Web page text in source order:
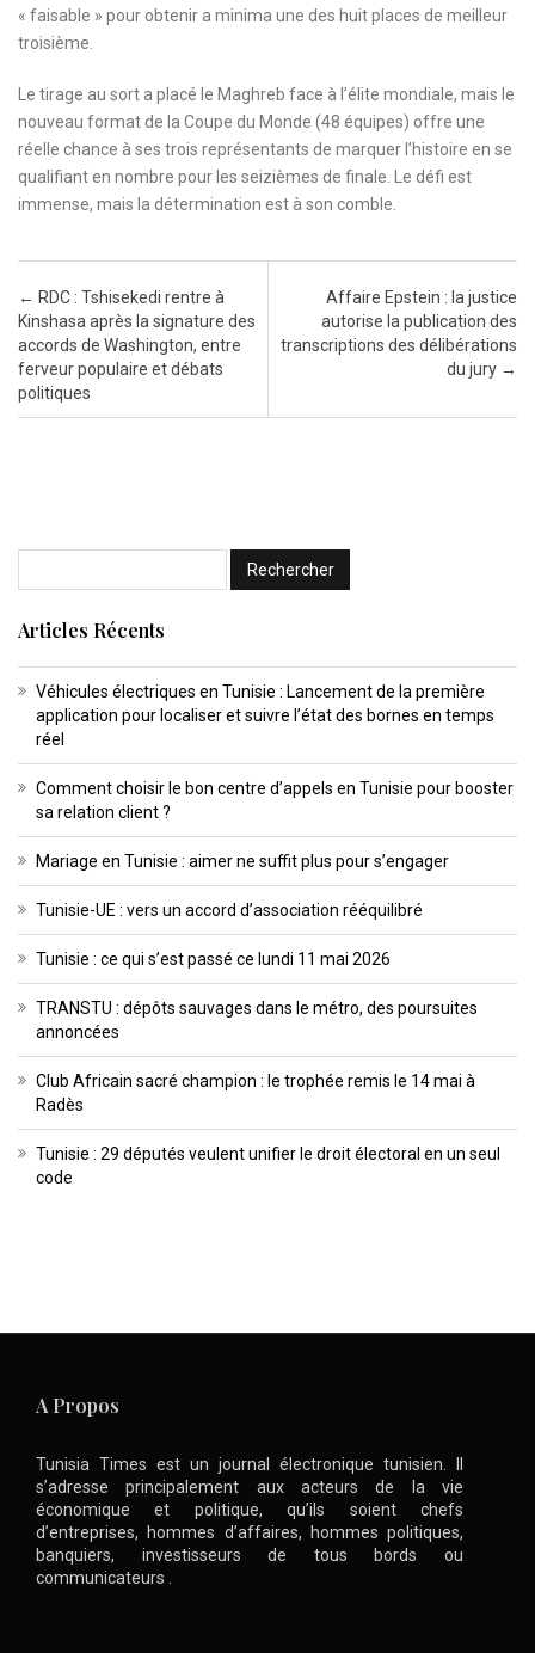
« faisable » pour obtenir a minima une des huit places de meilleur
troisième.
Le tirage au sort a placé le Maghreb face à l’élite mondiale, mais le
nouveau format de la Coupe du Monde (48 équipes) offre une
réelle chance à ses trois représentants de marquer l’histoire en se
qualifiant en nombre pour les seizièmes de finale. Le défi est
immense, mais la détermination est à son comble.
Post navigation
← RDC : Tshisekedi rentre à
Kinshasa après la signature des
accords de Washington, entre
ferveur populaire et débats
politiques
Affaire Epstein : la justice
autorise la publication des
transcriptions des délibérations
du jury →
Articles Récents
Véhicules électriques en Tunisie : Lancement de la première
application pour localiser et suivre l’état des bornes en temps
réel
Comment choisir le bon centre d’appels en Tunisie pour booster
sa relation client ?
Mariage en Tunisie : aimer ne suffit plus pour s’engager
Tunisie-UE : vers un accord d’association rééquilibré
Tunisie : ce qui s’est passé ce lundi 11 mai 2026
TRANSTU : dépôts sauvages dans le métro, des poursuites
annoncées
Club Africain sacré champion : le trophée remis le 14 mai à
Radès
Tunisie : 29 députés veulent unifier le droit électoral en un seul
code
A Propos
Tunisia Times est un journal électronique tunisien. Il
s’adresse principalement aux acteurs de la vie
économique et politique, qu’ils soient chefs
d’entreprises, hommes d’affaires, hommes politiques,
banquiers, investisseurs de tous bords ou
communicateurs .